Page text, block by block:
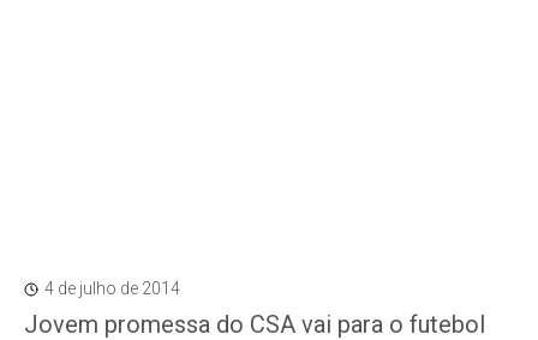
4 de julho de 2014
Jovem promessa do CSA vai para o futebol